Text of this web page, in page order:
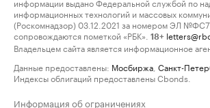
информационных технологий и массовых
(Роскомнадзор) 03.12.2021 за номером ЭЛ
сопровождаются пометкой «РБК».
18+
Владельцем сайта является информационное
Данные предоставлены: Мосбиржа Санкт-
Индексы облигаций предоставлены Cbonds.
Информация об ограничениях